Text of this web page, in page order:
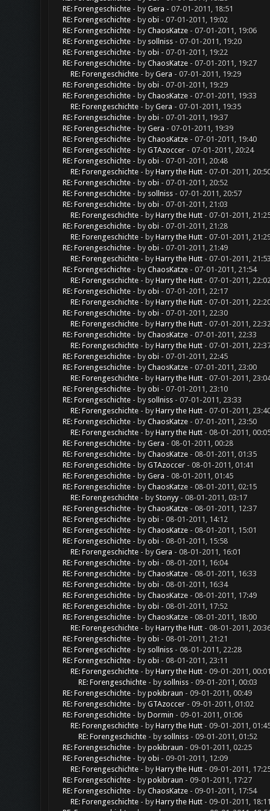
RE: Forengeschichte - byGera - 07-01-2011, 18:51
RE: Forengeschichte - byobi- 07-01-2011, 19:02
RE: Forengeschichte - byChaosKatze- 07-01-2011, 19:06
RE: Forengeschichte - by sollniss- 07-01-2011, 19:20
RE: Forengeschichte - byobi- 07-01-2011, 19:22
RE: Forengeschichte - byChaosKatze- 07-01-2011, 19:27
RE: Forengeschichte - byGera - 07-01-2011, 19:29
RE: Forengeschichte - byobi- 07-01-2011, 19:29
RE: Forengeschichte - byChaosKatze- 07-01-2011, 19:33
RE: Forengeschichte - byGera - 07-01-2011, 19:35
RE: Forengeschichte - byobi- 07-01-2011, 19:37
RE: Forengeschichte - byGera - 07-01-2011, 19:39
RE: Forengeschichte - byChaosKatze- 07-01-2011, 19:40
RE: Forengeschichte - byGTAzoccer- 07-01-2011, 20:24
RE: Forengeschichte - byobi- 07-01-2011, 20:48
RE: Forengeschichte - byHarry the Hutt- 07-01-2011,
RE: Forengeschichte - byobi- 07-01-2011, 20:52
RE: Forengeschichte - by sollniss- 07-01-2011, 20:57
RE: Forengeschichte - byobi- 07-01-2011, 21:03
RE: Forengeschichte - byHarry the Hutt- 07-01-2011,
RE: Forengeschichte - byobi- 07-01-2011, 21:28
RE: Forengeschichte - byHarry the Hutt- 07-01-2011,
RE: Forengeschichte - byobi- 07-01-2011, 21:49
RE: Forengeschichte - byHarry the Hutt- 07-01-2011, 21:53
RE: Forengeschichte - byChaosKatze- 07-01-2011, 21:54
RE: Forengeschichte - byHarry the Hutt- 07-01-2011,
RE: Forengeschichte - byobi- 07-01-2011, 22:17
RE: Forengeschichte - byHarry the Hutt- 07-01-2011,
RE: Forengeschichte - byobi- 07-01-2011, 22:30
RE: Forengeschichte - byHarry the Hutt- 07-01-2011,
RE: Forengeschichte - byChaosKatze- 07-01-2011, 22:33
RE: Forengeschichte - byHarry the Hutt- 07-01-2011,
RE: Forengeschichte - byobi- 07-01-2011, 22:45
RE: Forengeschichte - byChaosKatze- 07-01-2011, 23:00
RE: Forengeschichte - byHarry the Hutt- 07-01-2011,
RE: Forengeschichte - byobi- 07-01-2011, 23:10
RE: Forengeschichte - by sollniss- 07-01-2011, 23:33
RE: Forengeschichte - byHarry the Hutt- 07-01-2011,
RE: Forengeschichte - byChaosKatze- 07-01-2011, 23:50
RE: Forengeschichte - byHarry the Hutt- 08-01-2011,
RE: Forengeschichte - byGera - 08-01-2011, 00:28
RE: Forengeschichte - byChaosKatze- 08-01-2011, 01:35
RE: Forengeschichte - byGTAzoccer- 08-01-2011, 01:41
RE: Forengeschichte - byGera - 08-01-2011, 01:45
RE: Forengeschichte - byChaosKatze- 08-01-2011, 02:15
RE: Forengeschichte - byStonyy- 08-01-2011, 03:17
RE: Forengeschichte - byChaosKatze- 08-01-2011, 12:37
RE: Forengeschichte - byobi- 08-01-2011, 14:12
RE: Forengeschichte - byChaosKatze- 08-01-2011, 15:01
RE: Forengeschichte - byobi- 08-01-2011, 15:58
RE: Forengeschichte - byGera - 08-01-2011, 16:01
RE: Forengeschichte - byobi- 08-01-2011, 16:04
RE: Forengeschichte - byChaosKatze- 08-01-2011, 16:33
RE: Forengeschichte - byobi- 08-01-2011, 16:34
RE: Forengeschichte - byChaosKatze- 08-01-2011, 17:49
RE: Forengeschichte - byobi- 08-01-2011, 17:52
RE: Forengeschichte - byChaosKatze- 08-01-2011, 18:00
RE: Forengeschichte - byHarry the Hutt- 08-01-2011,
RE: Forengeschichte - byobi- 08-01-2011, 21:21
RE: Forengeschichte - by sollniss- 08-01-2011, 22:28
RE: Forengeschichte - byobi- 08-01-2011, 23:11
RE: Forengeschichte - byHarry the Hutt- 09-01-2011, 00:01
RE: Forengeschichte - by sollniss- 09-01-2011, 00:03
RE: Forengeschichte - bypokibraun - 09-01-2011, 00:49
RE: Forengeschichte - byGTAzoccer- 09-01-2011, 01:02
RE: Forengeschichte - byDormin - 09-01-2011, 01:06
RE: Forengeschichte - byHarry the Hutt- 09-01-2011,
RE: Forengeschichte - by sollniss- 09-01-2011, 01:52
RE: Forengeschichte - bypokibraun - 09-01-2011, 02:25
RE: Forengeschichte - byobi- 09-01-2011, 12:09
RE: Forengeschichte - byHarry the Hutt- 09-01-2011,
RE: Forengeschichte - bypokibraun - 09-01-2011, 17:27
RE: Forengeschichte - byChaosKatze- 09-01-2011, 17:54
RE: Forengeschichte - byHarry the Hutt- 09-01-2011, 18:11